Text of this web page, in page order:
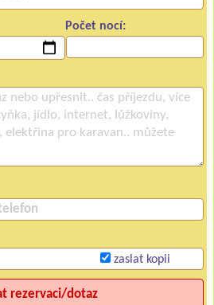
Počet nocí:
zaslat kopii